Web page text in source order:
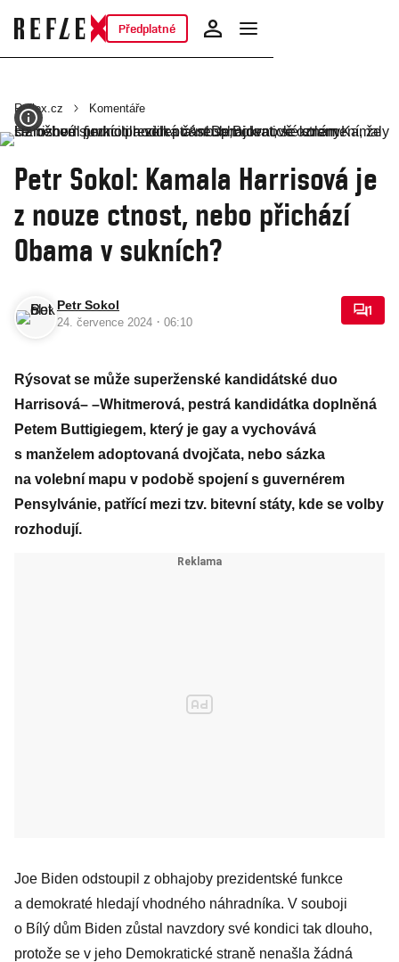
Předplatné
Reflex.cz Komentáře
Petr Sokol: Kamala Harrisová je
z nouze ctnost, nebo přichází
Obama v sukních?
Petr Sokol
24. července 2024 · 06:10
1
Rýsovat se může superženské kandidátské duo
Harrisová– –Whitmerová, pestrá kandidátka doplněná
Petem Buttigiegem, který je gay a vychovává
s manželem adoptovaná dvojčata, nebo sázka
na volební mapu v podobě spojení s guvernérem
Pensylvánie, patřící mezi tzv. bitevní státy, kde se volby
rozhodují.
Joe Biden odstoupil z obhajoby prezidentské funkce
a demokraté hledají vhodného náhradníka. V souboji
o Bílý dům Biden zůstal navzdory své kondici tak dlouho,
protože se v jeho Demokratické straně nenašla žádná